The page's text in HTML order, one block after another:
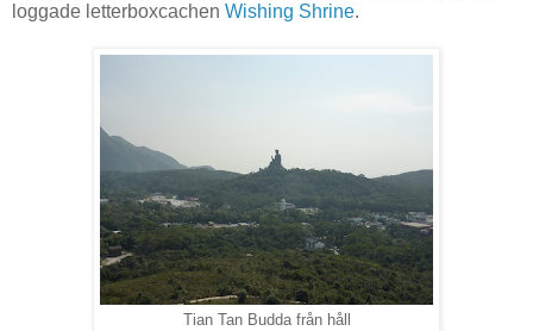
loggade letterboxcachen Wishing Shrine.
Tian Tan Budda från håll